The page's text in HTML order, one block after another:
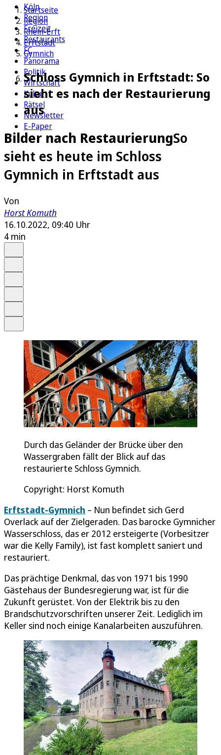
Köln
Region
Freizeit
Restaurants
FC
Panorama
Politik
Wirtschaft
Kultur
Rätsel
Newsletter
E-Paper
Startseite
Region
Rhein-Erft
Erftstadt
Gymnich
Schloss Gymnich in Erftstadt: So
sieht es nach der Restaurierung
aus
Bilder nach RestaurierungSo
sieht es heute im Schloss
Gymnich in Erftstadt aus
Von
Horst Komuth
16.10.2022, 09:40 Uhr
4 min
Durch das Geländer der Brücke über den
Wassergraben fällt der Blick auf das
restaurierte Schloss Gymnich.
Copyright: Horst Komuth
Erftstadt-Gymnich – Nun befindet sich Gerd
Overlack auf der Zielgeraden. Das barocke Gymnicher
Wasserschloss, das er 2012 ersteigerte (Vorbesitzer
war die Kelly Family), ist fast komplett saniert und
restauriert.
Das prächtige Denkmal, das von 1971 bis 1990
Gästehaus der Bundesregierung war, ist für die
Zukunft gerüstet. Von der Elektrik bis zu den
Brandschutzvorschriften unserer Zeit. Lediglich im
Keller sind noch einige Kanalarbeiten auszuführen.